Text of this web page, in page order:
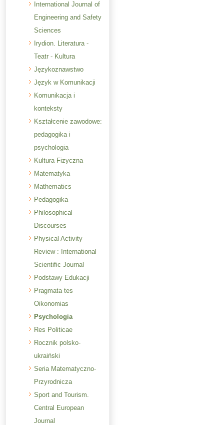
International Journal of
Engineering and Safety
Sciences
Irydion. Literatura -
Teatr - Kultura
Językoznawstwo
Język w Komunikacji
Komunikacja i
konteksty
Kształcenie zawodowe:
pedagogika i
psychologia
Kultura Fizyczna
Matematyka
Mathematics
Pedagogika
Philosophical
Discourses
Physical Activity
Review : International
Scientific Journal
Podstawy Edukacji
Pragmata tes
Oikonomias
Psychologia
Res Politicae
Rocznik polsko-
ukraiński
Seria Matematyczno-
Przyrodnicza
Sport and Tourism.
Central European
Journal